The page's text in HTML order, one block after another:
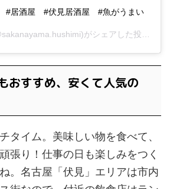
居酒屋 #伏見居酒屋 #魚がうまい
がシェアした投稿 -
おすすめ、安くて人気の
タイム。美味しい物を食べて、
張り！仕事の日も楽しみをつく
。名古屋「伏見」エリアは市内